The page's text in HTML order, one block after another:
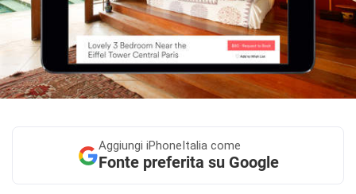
Aggiungi iPhoneItalia come
Fonte preferita su Google